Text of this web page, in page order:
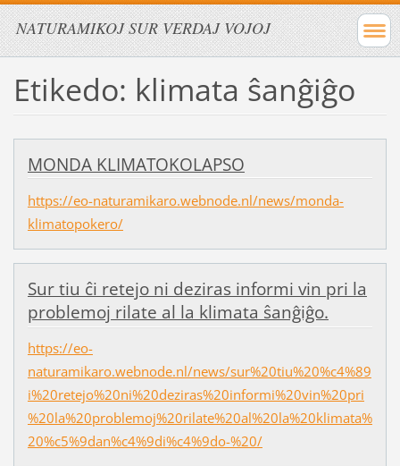
NATURAMIKOJ SUR VERDAJ VOJOJ
Etikedo: klimata ŝanĝiĝo
MONDA KLIMATOKOLAPSO
https://eo-naturamikaro.webnode.nl/news/monda-
klimatopokero/
Sur tiu ĉi retejo ni deziras informi vin pri la
problemoj rilate al la klimata ŝanĝiĝo.
https://eo-
naturamikaro.webnode.nl/news/sur%20tiu%20%c4%89
i%20retejo%20ni%20deziras%20informi%20vin%20pri
%20la%20problemoj%20rilate%20al%20la%20klimata%
20%c5%9dan%c4%9di%c4%9do-%20/